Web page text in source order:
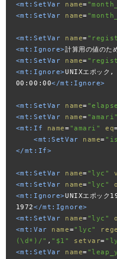
<mt:SetVar
name=
<mt:SetVar
name=
<mt:SetVar name=
<mt:Ignore>計算用の値のた
<mt:SetVar
name=
<mt:Ignore>UNIXエポッ
00:00:00</mt:Ignore>
<mt:SetVar name=
<mt:SetVar
name= "amari"
<mt:If
name= "amari" eq
<mt:SetVar
name=
</mt:If>
<mt:SetVar name= "lyc"
<mt:SetVar
name= "lyc"
<mt:Ignore>UNIXエポック
1972</mt:Ignore>
<mt:SetVar
name= "lyc"
<mt:Var
name="lyc"
(\d*)/" , "$1" setvar=
<mt:SetVar
name=